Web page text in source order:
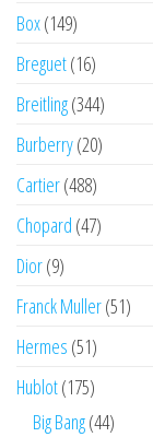
Box(149)
Breguet(16)
Breitling(344)
Burberry(20)
Cartier(488)
Chopard (47)
Dior(9)
Franck Muller(51)
Hermes (51)
Hublot(175)
Big Bang(44)